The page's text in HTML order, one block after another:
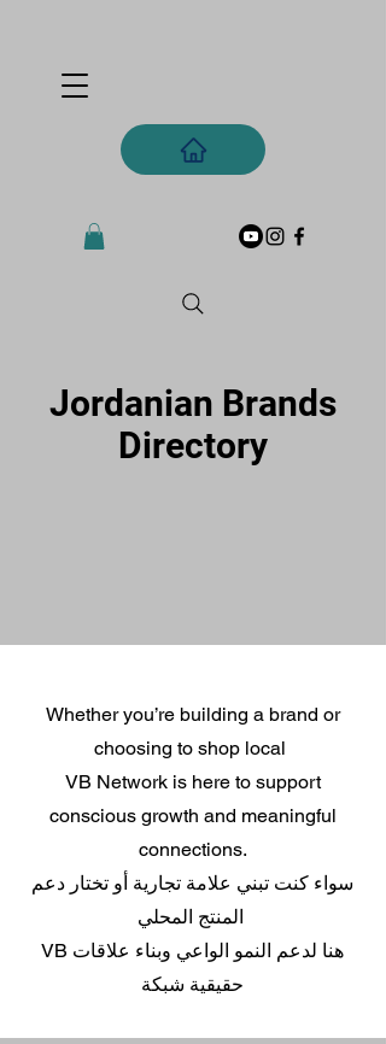
Jordanian Brands
Directory
Whether you’re building a brand or
choosing to shop local
VB Network is here to support
conscious growth and meaningful
connections.
سواء كنت تبني علامة تجارية أو تختار دعم
VB هنا لدعم النمو الواعي وبناء علاقات
حقيقية شبكة